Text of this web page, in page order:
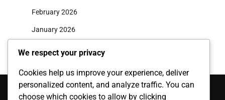
February 2026
January 2026
Kategorier
We respect your privacy
Cookies help us improve your experience, deliver
personalized content, and analyze traffic. You can
choose which cookies to allow by clicking